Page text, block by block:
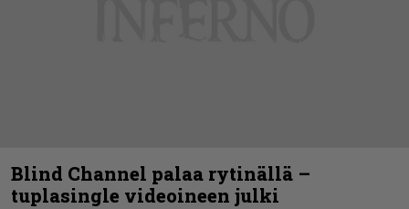
Blind Channel palaa rytinällä –
tuplasingle videoineen julki